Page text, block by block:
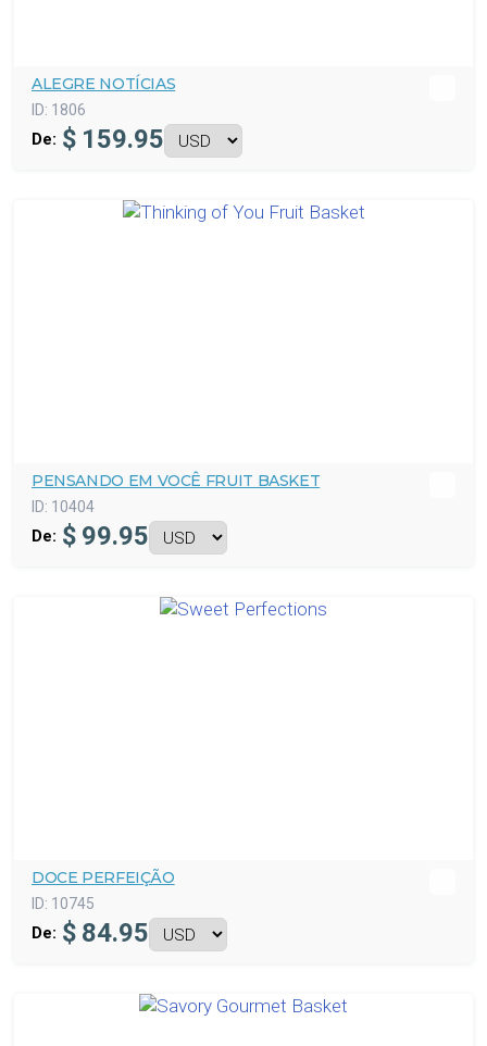
ALEGRE NOTÍCIAS
ID: 1806
De: $ 159.95
PENSANDO EM VOCÊ FRUIT BASKET
ID: 10404
De: $ 99.95
DOCE PERFEIÇÃO
ID: 10745
De: $ 84.95